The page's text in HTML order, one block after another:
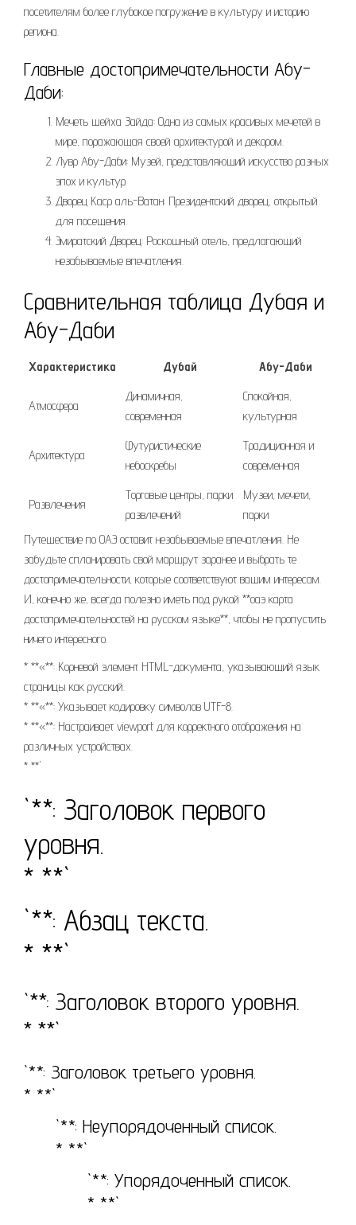
посетителям более глубокое погружение в культуру и историю
региона.
Главные достопримечательности Абу-
Даби:
Мечеть шейха Зайда: Одна из самых красивых мечетей в
мире, поражающая своей архитектурой и декором.
Лувр Абу-Даби: Музей, представляющий искусство разных
эпох и культур.
Дворец Каср аль-Ватан: Президентский дворец, открытый
для посещения.
Эмиратский Дворец: Роскошный отель, предлагающий
незабываемые впечатления.
Сравнительная таблица Дубая и
Абу-Даби
Характеристика Дубай Абу-Даби
Атмосфера
Динамичная,
современная
Спокойная,
культурная
Архитектура
Футуристические
небоскребы
Традиционная и
современная
Развлечения
Торговые центры, парки
развлечений
Музеи, мечети,
парки
Путешествие по ОАЭ оставит незабываемые впечатления. Не
забудьте спланировать свой маршрут заранее и выбрать те
достопримечательности, которые соответствуют вашим интересам.
И, конечно же, всегда полезно иметь под рукой **оаэ карта
достопримечательностей на русском языке**, чтобы не пропустить
ничего интересного.
* **«**: Корневой элемент HTML-документа, указывающий язык
страницы как русский.
* **«**: Указывает кодировку символов UTF-8.
* **«**: Настраивает viewport для корректного отображения на
различных устройствах.
* **`
`**: Заголовок первого
уровня.
* **`
`**: Абзац текста.
* **`
`**: Заголовок второго уровня.
* **`
`**: Заголовок третьего уровня.
* **`
`**: Неупорядоченный список.
* **`
`**: Упорядоченный список.
* **`